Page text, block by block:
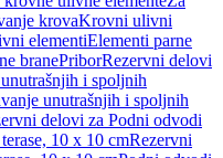
krovaKrovni ulivni
elementiElementi parne
branePriborRezervni delovi
i spoljnih
unutrašnjih i spoljnih
delovi za Podni odvodi
10 x 10 cmRezervni